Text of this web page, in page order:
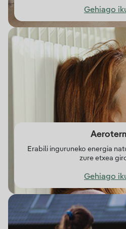
Gehiago
Erabili inguruneko energia
zure etxea
Gehiago